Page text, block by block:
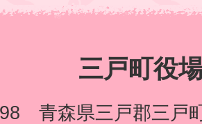
三戸町役
青森県三戸郡三戸